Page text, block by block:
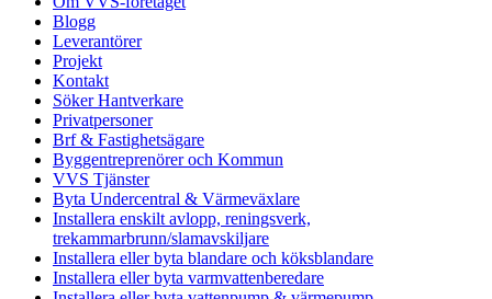
Blogg
Leverantörer
Projekt
Kontakt
Söker Hantverkare
Privatpersoner
Brf & Fastighetsägare
Byggentreprenörer och Kommun
VVS Tjänster
Byta Undercentral & Värmeväxlare
Installera enskilt avlopp, reningsverk,
trekammarbrunn/slamavskiljare
Installera eller byta blandare och köksblandare
Installera eller byta varmvattenberedare